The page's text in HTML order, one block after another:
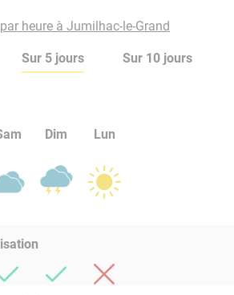
heure à Jumilhac-le-Grand
Sur 5 jours Sur 10 jours
Dim Lun